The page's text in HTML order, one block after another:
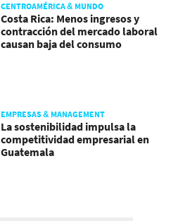
CENTROAMÉRICA & MUNDO
Costa Rica: Menos ingresos y
contracción del mercado laboral
causan baja del consumo
EMPRESAS & MANAGEMENT
La sostenibilidad impulsa la
competitividad empresarial en
Guatemala